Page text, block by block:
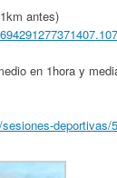
antes)
en 1hora y
deportivas/